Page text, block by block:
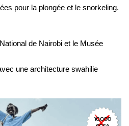
pour la plongée et le snorkeling.
de Nairobi et le Musée
une architecture swahilie